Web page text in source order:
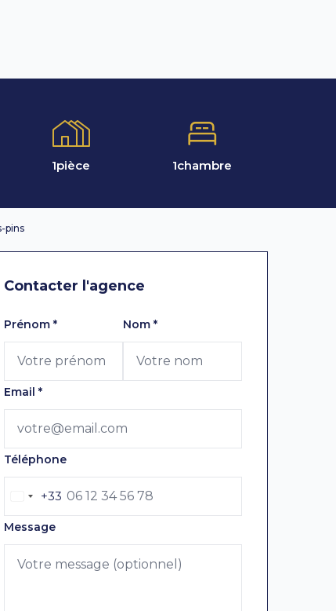
1pièce 1chambre
pins
Contacter l'agence
Laissez ce champ vide
Prénom * Nom *
Email *
Téléphone
+33
Message